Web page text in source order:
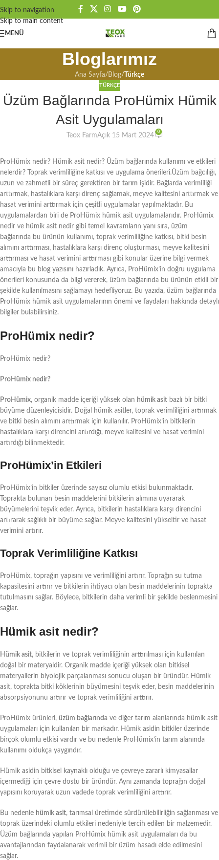
Skip to navigation
Skip to main content
MENÜ
Bloglarımız
Ana Sayfa/ Blog/ Türkçe
TÜRKÇE
Üzüm Bağlarında ProHümix Hümik
Asit Uygulamaları
Teox FarmAçık 15 Mart 2024
0
ProHümix nedir? Hümik asit nedir? Üzüm bağlarında kullanımı ve etkileri
nelerdir? Toprak verimliliğine katkısı ve uygulama önerileri.Üzüm bağcılığı,
uzun ve zahmetli bir süreç gerektiren bir tarım işidir. Bağlarda verimliliği
arttırmak, hastalıklara karşı direnç sağlamak, meyve kalitesini arttırmak ve
hasat verimini arttırmak için çeşitli uygulamalar yapılmaktadır. Bu
uygulamalardan biri de ProHümix hümik asit uygulamalarıdır. ProHümix
nedir ve hümik asit nedir gibi temel kavramların yanı sıra, üzüm
bağlarında bu ürünün kullanımı, toprak verimliliğine katkısı, bitki besin
alımını arttırması, hastalıklara karşı direnç oluşturması, meyve kalitesini
arttırması ve hasat verimini arttırması gibi konular üzerine bilgi vermek
amacıyla bu blog yazısını hazırladık. Ayrıca, ProHümix’in doğru uygulama
önerileri konusunda da bilgi vererek, üzüm bağlarında bu ürünün etkili bir
şekilde kullanılmasını sağlamayı hedefliyoruz. Bu yazıda, üzüm bağlarında
ProHümix hümik asit uygulamalarının önemi ve faydaları hakkında detaylı
bilgiler bulabilirsiniz.
ProHümix nedir?
ProHümix nedir?
ProHümix nedir?
ProHümix, organik madde içeriği yüksek olan hümik asit bazlı bir bitki
büyüme düzenleyicisidir. Doğal hümik asitler, toprak verimliliğini artırmak
ve bitki besin alımını arttırmak için kullanılır. ProHümix’in bitkilerin
hastalıklara karşı direncini artırdığı, meyve kalitesini ve hasat verimini
artırdığı bilinmektedir.
ProHümix’in Etkileri
ProHümix’in bitkiler üzerinde sayısız olumlu etkisi bulunmaktadır.
Toprakta bulunan besin maddelerini bitkilerin alımına uyararak
büyümelerini teşvik eder. Ayrıca, bitkilerin hastalıklara karşı direncini
artırarak sağlıklı bir büyüme sağlar. Meyve kalitesini yükseltir ve hasat
verimini artırır.
Toprak Verimliliğine Katkısı
ProHümix, toprağın yapısını ve verimliliğini artırır. Toprağın su tutma
kapasitesini artırır ve bitkilerin ihtiyacı olan besin maddelerinin toprakta
tutulmasını sağlar. Böylece, bitkilerin daha verimli bir şekilde beslenmesini
sağlar.
Hümik asit nedir?
Hümik asit, bitkilerin ve toprak verimliliğinin arttırılması için kullanılan
doğal bir materyaldir. Organik madde içeriği yüksek olan bitkisel
materyallerin biyolojik parçalanması sonucu oluşan bir üründür. Hümik
asit, toprakta bitki köklerinin büyümesini teşvik eder, besin maddelerinin
absorpsiyonunu artırır ve toprak verimliliğini arttırır.
ProHümix ürünleri, üzüm bağlarında ve diğer tarım alanlarında hümik asit
uygulamaları için kullanılan bir markadır. Hümik asidin bitkiler üzerinde
birçok olumlu etkisi vardır ve bu nedenle ProHümix’in tarım alanında
kullanımı oldukça yaygındır.
Hümik asidin bitkisel kaynaklı olduğu ve çevreye zararlı kimyasallar
içermediği için çevre dostu bir üründür. Aynı zamanda toprağın doğal
yapısını koruyarak uzun vadede toprak verimliliğini arttırır.
Bu nedenle hümik asit, tarımsal üretimde sürdürülebilirliğin sağlanması ve
toprak üzerindeki olumlu etkileri nedeniyle tercih edilen bir malzemedir.
Üzüm bağlarında yapılan ProHümix hümik asit uygulamaları da bu
avantajlarından faydalanarak verimli bir üzüm hasadı elde edilmesini
sağlar.